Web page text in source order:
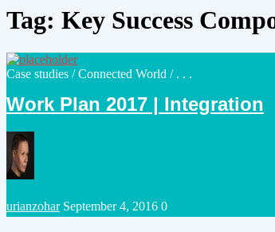
Tag: Key Success
Posted
Case studies /Connected World / . . .
Work Plan 2017 | Integration
Posted
urianzohar September 4, 2016 0